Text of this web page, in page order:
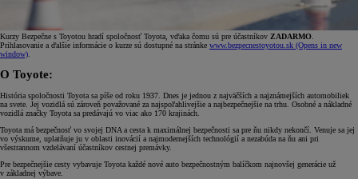
Kurzy Bezpečne s Toyotou hradí spoločnosť Toyota, vďaka čomu sú pre účastníkov ZADARMO
Prihlasovanie a ďalšie informácie o kurze sú dostupné na stránke www.bezpecnestoyotou.sk (Opens in new
window)
O Toyote:
História spoločnosti Toyota sa píše od roku 1937. Dnes je jednou z najväčších a najznámejších automobiliek
na svete. Jej vozidlá sú zároveň považované za najspoľahlivejšie a najbezpečnejšie na trhu. Osobné a nákladné
vozidlá značky Toyota sa predávajú vo viac ako 170 krajinách.
Toyota má bezpečnosť vo svojej DNA a cesta k maximálnej bezpečnosti sa pre ňu nikdy nekončí. Venuje sa jej
vo výskume, uplatňuje ju v oblasti inovácií a najmodernejších technológií a nezabúda na ňu ani pri
všestrannom vzdelávaní účastníkov cestnej premávky.
Pre bezpečnejšie cesty vybavuje Toyota každé nové auto bezpečnostným balíčkom najnovšej generácie už
v základnej výbave.